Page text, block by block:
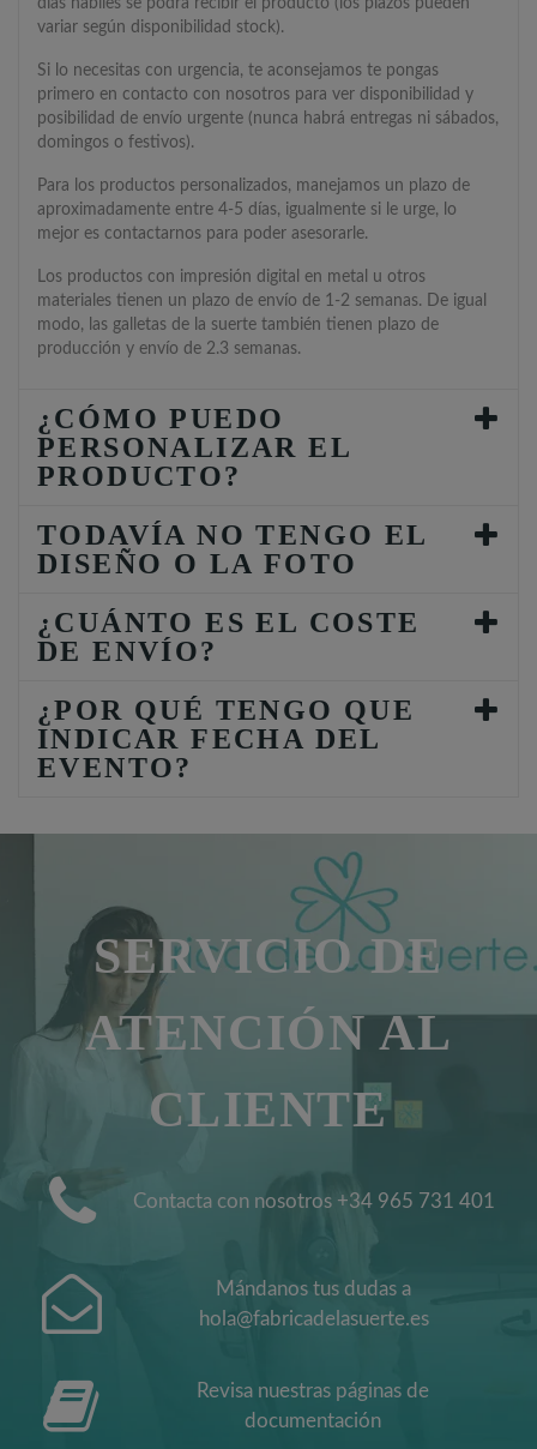
días hábiles se podrá recibir el producto (los plazos pueden
variar según disponibilidad stock).
Si lo necesitas con urgencia, te aconsejamos te pongas
primero en contacto con nosotros para ver disponibilidad y
posibilidad de envío urgente (nunca habrá entregas ni sábados,
domingos o festivos).
Para los productos personalizados, manejamos un plazo de
aproximadamente entre 4-5 días, igualmente si le urge, lo
mejor es contactarnos para poder asesorarle.
Los productos con impresión digital en metal u otros
materiales tienen un plazo de envío de 1-2 semanas. De igual
modo, las galletas de la suerte también tienen plazo de
producción y envío de 2.3 semanas.
¿CÓMO PUEDO
PERSONALIZAR EL
PRODUCTO?
TODAVÍA NO TENGO EL
DISEÑO O LA FOTO
¿CUÁNTO ES EL COSTE
DE ENVÍO?
¿POR QUÉ TENGO QUE
INDICAR FECHA DEL
EVENTO?
SERVICIO DE
ATENCIÓN AL
CLIENTE
Contacta con nosotros +34 965 731 401
Mándanos tus dudas a
hola@fabricadelasuerte.es
Revisa nuestras páginas de
documentación